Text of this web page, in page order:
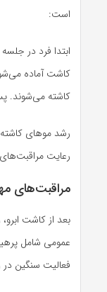
است:
ابتدا فرد در
کاشت آماده
کاشته می‌شوند.
رشد موهای
رعایت
مراقبت‌های
بعد از کاشت
عمومی شامل
فعالیت سنگین